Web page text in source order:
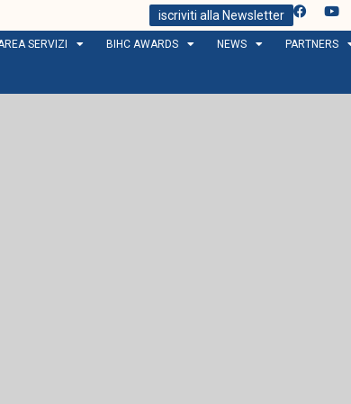
iscriviti alla Newsletter
SERVIZI BIHC AWARDS NEWS PARTNERS